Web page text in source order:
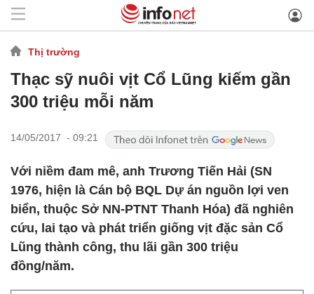
Thị trường
Thạc sỹ nuôi vịt Cổ Lũng kiếm gần
300 triệu mỗi năm
14/05/2017 - 09:21
Với niềm đam mê, anh Trương Tiến Hải (SN
1976, hiện là Cán bộ BQL Dự án nguồn lợi ven
biển, thuộc Sở NN-PTNT Thanh Hóa) đã nghiên
cứu, lai tạo và phát triển giống vịt đặc sản Cổ
Lũng thành công, thu lãi gần 300 triệu
đồng/năm.